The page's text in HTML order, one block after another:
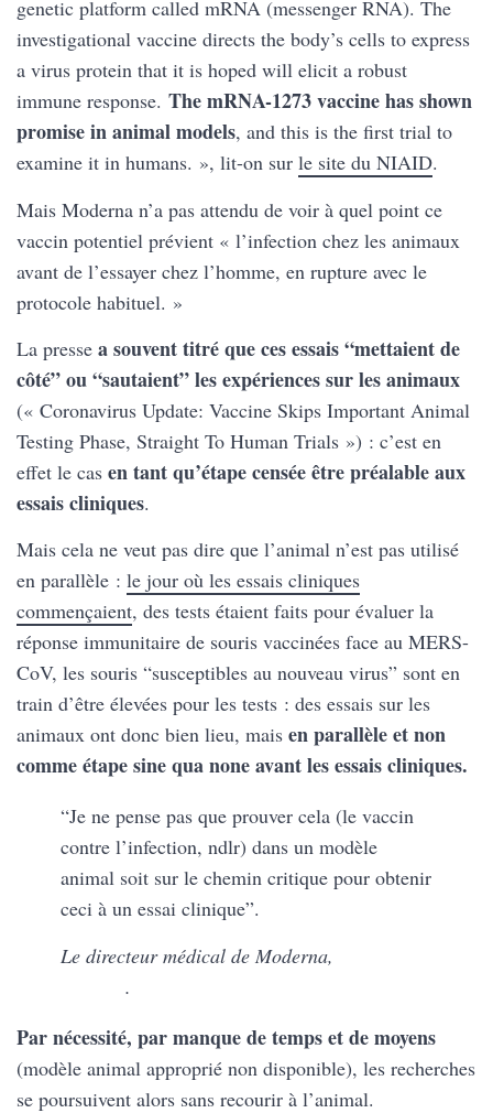
genetic platform called mRNA (messenger RNA). The
investigational vaccine directs the body’s cells to express
a virus protein that it is hoped will elicit a robust
immune response. The mRNA-1273 vaccine has shown
promise in animal models, and this is the first trial to
examine it in humans. », lit-on sur le site du NIAID.
Mais Moderna n’a pas attendu de voir à quel point ce
vaccin potentiel prévient « l’infection chez les animaux
avant de l’essayer chez l’homme, en rupture avec le
protocole habituel. »
La presse a souvent titré que ces essais “mettaient de
côté” ou “sautaient” les expériences sur les animaux
(« Coronavirus Update: Vaccine Skips Important Animal
Testing Phase, Straight To Human Trials ») : c’est en
effet le cas en tant qu’étape censée être préalable aux
essais cliniques.
Mais cela ne veut pas dire que l’animal n’est pas utilisé
en parallèle : le jour où les essais cliniques
commençaient, des tests étaient faits pour évaluer la
réponse immunitaire de souris vaccinées face au MERS-
CoV, les souris “susceptibles au nouveau virus” sont en
train d’être élevées pour les tests : des essais sur les
animaux ont donc bien lieu, mais en parallèle et non
comme étape sine qua none avant les essais cliniques.
“Je ne pense pas que prouver cela (le vaccin
contre l’infection, ndlr) dans un modèle
animal soit sur le chemin critique pour obtenir
ceci à un essai clinique”.
Le directeur médical de Moderna,
.
Par nécessité, par manque de temps et de moyens
(modèle animal approprié non disponible), les recherches
se poursuivent alors sans recourir à l’animal.